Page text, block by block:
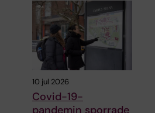
10 jul 2026
Covid-19-